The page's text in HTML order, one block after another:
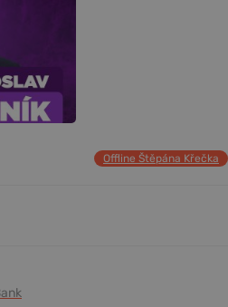
Offline Štěpána Křečka